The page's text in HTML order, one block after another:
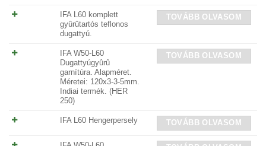
IFA L60 komplett
gyûrûtartós teflonos
dugattyú.
TOVÁBB OLVASOM
IFA W50-L60
Dugattyúgyûrû
garnítúra. Alapméret.
Méretei: 120x3-3-5mm.
Indiai termék. (HER
250)
TOVÁBB OLVASOM
IFA L60 Hengerpersely TOVÁBB OLVASOM